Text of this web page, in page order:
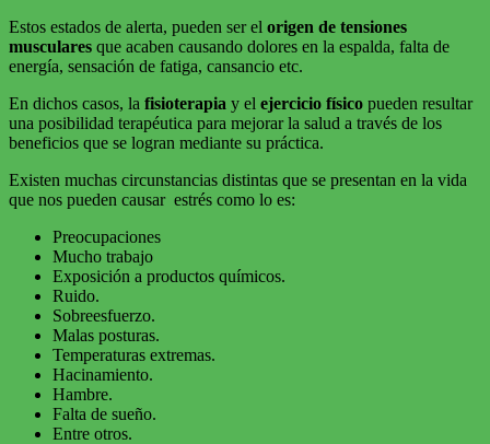
Estos estados de alerta, pueden ser el origen de tensiones
musculares que acaben causando dolores en la espalda, falta de
energía, sensación de fatiga, cansancio etc.
En dichos casos, la fisioterapia y el ejercicio físico pueden resultar
una posibilidad terapéutica para mejorar la salud a través de los
beneficios que se logran mediante su práctica.
Existen muchas circunstancias distintas que se presentan en la vida
que nos pueden causar estrés como lo es:
Preocupaciones
Mucho trabajo
Exposición a productos químicos.
Ruido.
Sobreesfuerzo.
Malas posturas.
Temperaturas extremas.
Hacinamiento.
Hambre.
Falta de sueño.
Entre otros.